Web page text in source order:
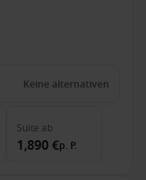
Keine alternativen
Suite ab
1,890 €p. P.